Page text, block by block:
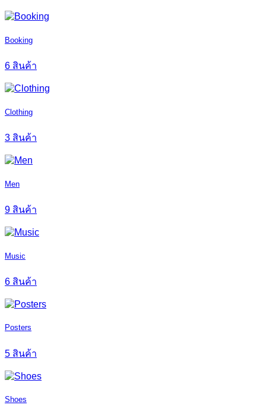
Booking
6 สินค้า
Clothing
3 สินค้า
Men
9 สินค้า
Music
6 สินค้า
Posters
5 สินค้า
Shoes